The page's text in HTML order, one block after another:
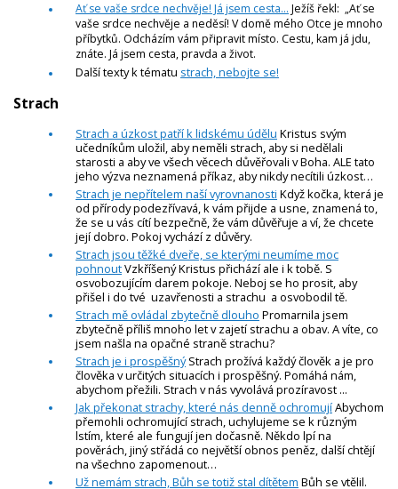
Ať se vaše srdce nechvěje! Já jsem cesta... Ježíš řekl: „Ať se
vaše srdce nechvěje a neděsí! V domě mého Otce je mnoho
příbytků. Odcházím vám připravit místo. Cestu, kam já jdu,
znáte. Já jsem cesta, pravda a život.
Další texty k tématu strach, nebojte se!
Strach
Strach a úzkost patří k lidskému údělu Kristus svým
učedníkům uložil, aby neměli strach, aby si nedělali
starosti a aby ve všech věcech důvěřovali v Boha. ALE tato
jeho výzva neznamená příkaz, aby nikdy necítili úzkost…
Strach je nepřítelem naší vyrovnanosti Když kočka, která je
od přírody podezřívavá, k vám přijde a usne, znamená to,
že se u vás cítí bezpečně, že vám důvěřuje a ví, že chcete
její dobro. Pokoj vychází z důvěry.
Strach jsou těžké dveře, se kterými neumíme moc
pohnoutVzkříšený Kristus přichází ale i k tobě. S
osvobozujícím darem pokoje. Neboj se ho prosit, aby
přišel i do tvé uzavřenosti a strachu a osvobodil tě.
Strach mě ovládal zbytečně dlouho Promarnila jsem
zbytečně příliš mnoho let v zajetí strachu a obav. A víte, co
jsem našla na opačné straně strachu?
Strach je i prospěšnýStrach prožívá každý člověk a je pro
člověka v určitých situacích i prospěšný. Pomáhá nám,
abychom přežili. Strach v nás vyvolává prozíravost ...
Jak překonat strachy, které nás denně ochromujíAbychom
přemohli ochromující strach, uchylujeme se k různým
lstím, které ale fungují jen dočasně. Někdo lpí na
pověrách, jiný střádá co největší obnos peněz, další chtějí
na všechno zapomenout…
Už nemám strach, Bůh se totiž stal dítětem Bůh se vtělil.